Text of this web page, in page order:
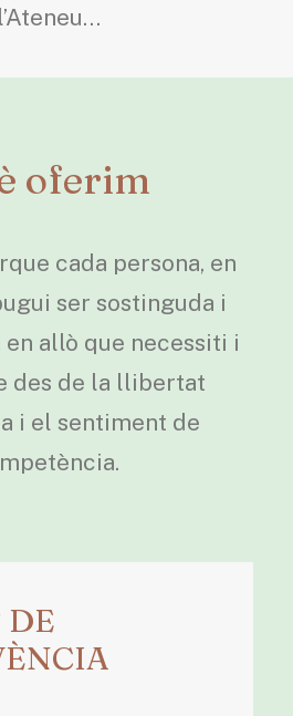
oferim
cada persona, en
ser sostinguda i
en allò que necessiti i
des de la llibertat
i el sentiment de
DE